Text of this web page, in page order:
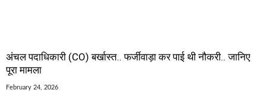
अंचल पदाधिकारी (CO) बर्खास्त.. फर्जीवाड़ा कर पाई थी नौकरी.. जानिए
पूरा मामला
February 24, 2026